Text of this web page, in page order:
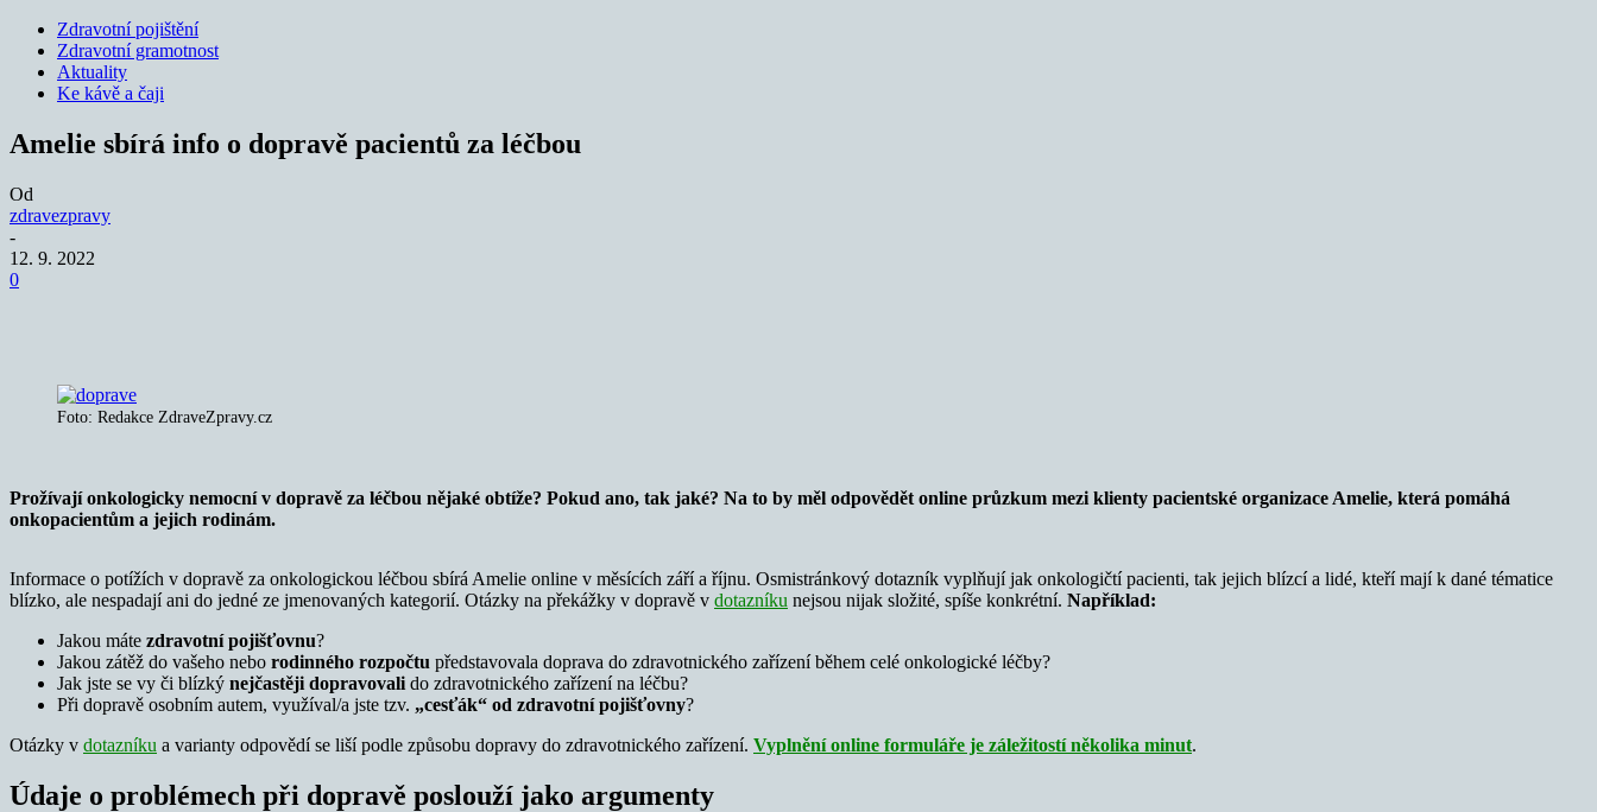
Zdravotní pojištění
Zdravotní gramotnost
Aktuality
Ke kávě a čaji
Amelie sbírá info o dopravě pacientů za léčbou
Od
zdravezpravy
-
12. 9. 2022
0
Foto: Redakce ZdraveZpravy.cz
Prožívají onkologicky nemocní v dopravě za léčbou nějaké obtíže? Pokud ano, tak jaké? Na to by měl odpovědět online průzkum mezi klienty pacientské organizace Amelie, která pomáhá
onkopacientům a jejich rodinám.
Informace o potížích v dopravě za onkologickou léčbou sbírá Amelie online v měsících září a říjnu. Osmistránkový dotazník vyplňují jak onkologičtí pacienti, tak jejich blízcí a lidé, kteří mají k dané tématice
blízko, ale nespadají ani do jedné ze jmenovaných kategorií. Otázky na překážky v dopravě v dotazníku nejsou nijak složité, spíše konkrétní. Například:
Jakou máte zdravotní pojišťovnu?
Jakou zátěž do vašeho nebo rodinného rozpočtu představovala doprava do zdravotnického zařízení během celé onkologické léčby?
Jak jste se vy či blízký nejčastěji dopravovali do zdravotnického zařízení na léčbu?
Při dopravě osobním autem, využíval/a jste tzv. „cesťák“ od zdravotní pojišťovny?
Otázky v dotazníku a varianty odpovědí se liší podle způsobu dopravy do zdravotnického zařízení. Vyplnění online formuláře je záležitostí několika minut.
Údaje o problémech při dopravě poslouží jako argumenty